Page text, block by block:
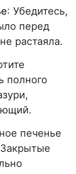
: Убедитесь,
перед
растаяла.
полного
печенье